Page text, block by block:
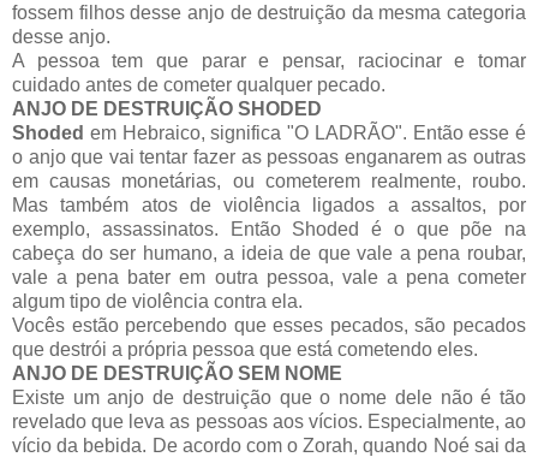
fossem filhos desse anjo de destruição da mesma categoria
desse anjo.
A pessoa tem que parar e pensar, raciocinar e tomar
cuidado antes de cometer qualquer pecado.
ANJO DE DESTRUIÇÃO SHODED
Shoded em Hebraico, significa "O LADRÃO". Então esse é
o anjo que vai tentar fazer as pessoas enganarem as outras
em causas monetárias, ou cometerem realmente, roubo.
Mas também atos de violência ligados a assaltos, por
exemplo, assassinatos. Então Shoded é o que põe na
cabeça do ser humano, a ideia de que vale a pena roubar,
vale a pena bater em outra pessoa, vale a pena cometer
algum tipo de violência contra ela.
Vocês estão percebendo que esses pecados, são pecados
que destrói a própria pessoa que está cometendo eles.
ANJO DE DESTRUIÇÃO SEM NOME
Existe um anjo de destruição que o nome dele não é tão
revelado que leva as pessoas aos vícios. Especialmente, ao
vício da bebida. De acordo com o Zorah, quando Noé sai da